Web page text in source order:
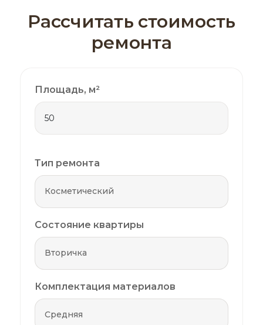
Рассчитать стоимость
ремонта
Площадь, м²
Тип ремонта
Состояние квартиры
Комплектация материалов